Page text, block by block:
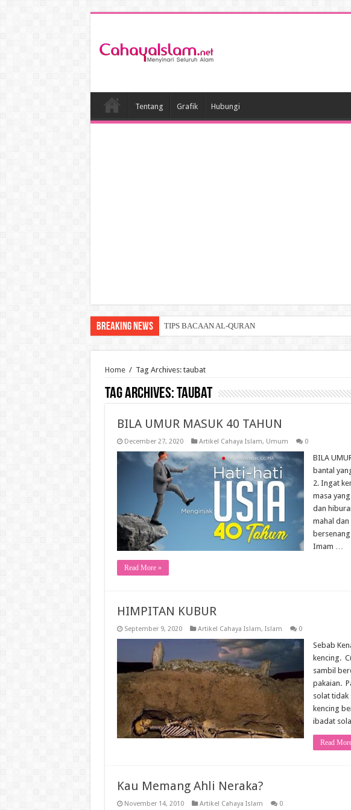
Tentang Grafik Hubungi
Breaking News TIPS BACAAN AL-QURAN
Home / Tag Archives: taubat
Tag Archives:taubat
BILA UMUR MASUK 40 TAHUN
December 27, 2020 Artikel Cahaya Islam, Umum 0
BILA
bantal
2. Ingat
masa
dan
mahal dan
Imam …
Read More »
HIMPITAN KUBUR
September 9, 2020 Artikel Cahaya Islam, Islam 0
Sebab
kencing.
sambil
pakaian.
solat tidak
kencing
ibadat
Read
Kau Memang Ahli Neraka?
November 14, 2010 Artikel Cahaya Islam 0